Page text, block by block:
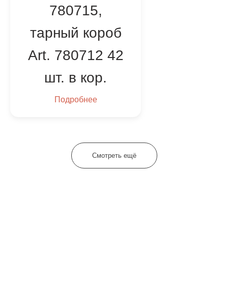
780715,
тарный короб
Art. 780712 42
шт. в кор.
Подробнее
Смотреть ещё